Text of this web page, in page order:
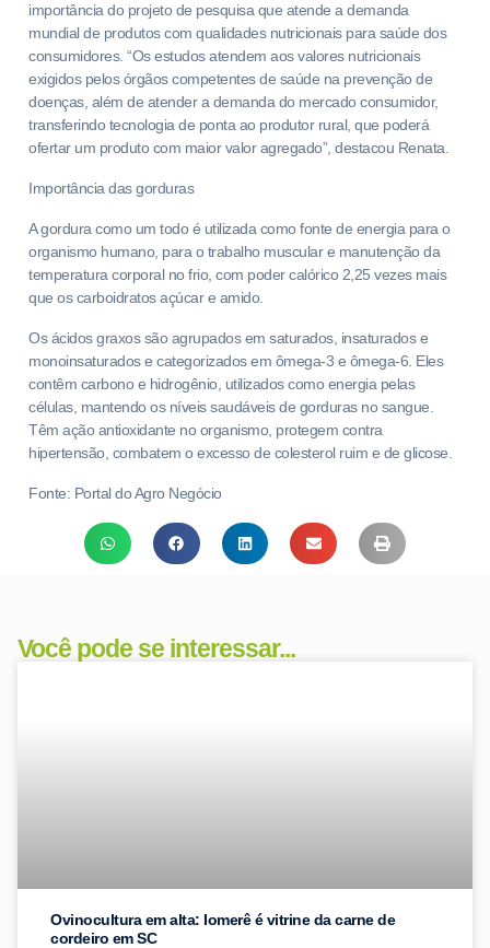
importância do projeto de pesquisa que atende a demanda
mundial de produtos com qualidades nutricionais para saúde dos
consumidores. “Os estudos atendem aos valores nutricionais
exigidos pelos órgãos competentes de saúde na prevenção de
doenças, além de atender a demanda do mercado consumidor,
transferindo tecnologia de ponta ao produtor rural, que poderá
ofertar um produto com maior valor agregado”, destacou Renata.
Importância das gorduras
A gordura como um todo é utilizada como fonte de energia para o
organismo humano, para o trabalho muscular e manutenção da
temperatura corporal no frio, com poder calórico 2,25 vezes mais
que os carboidratos açúcar e amido.
Os ácidos graxos são agrupados em saturados, insaturados e
monoinsaturados e categorizados em ômega-3 e ômega-6. Eles
contêm carbono e hidrogênio, utilizados como energia pelas
células, mantendo os níveis saudáveis de gorduras no sangue.
Têm ação antioxidante no organismo, protegem contra
hipertensão, combatem o excesso de colesterol ruim e de glicose.
Fonte: Portal do Agro Negócio
Você pode se interessar...
Ovinocultura em alta: Iomerê é vitrine da carne de
cordeiro em SC